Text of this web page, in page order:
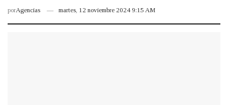
porAgencias martes, 12 noviembre 2024 9:15 AM